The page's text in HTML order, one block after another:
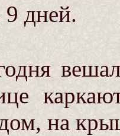
9 дней.
на